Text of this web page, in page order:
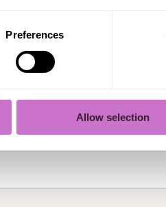
Preferences
Allow selection
Käytäthän
kuten